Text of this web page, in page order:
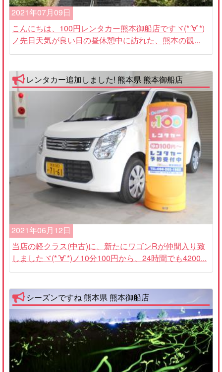
2021年07月09日
こんにちは、100円レンタカー熊本御船店ですヾ(*´∀`*)
ノ先日天気が良い日の昼休憩中に訪れた、熊本の観...
レンタカー追加しました! 熊本県 熊本御船店
2021年06月12日
当店の軽クラス(中古)に、新たにワゴンRが仲間入り致
しましたヾ(*´∀`*)ノ10分100円から、24時間でも4200...
シーズンですね 熊本県 熊本御船店